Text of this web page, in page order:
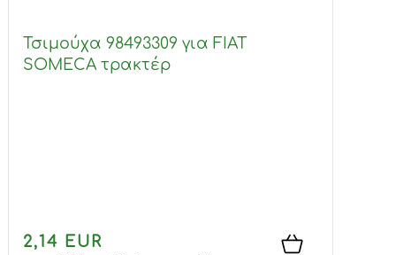
Τσιμούχα 98493309 για FIAT
SOMECA τρακτέρ
2,14 EUR